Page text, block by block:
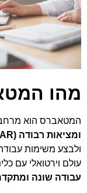
מהו
המטאברס הוא מרחב
ומציאות רבודה (AR)
ולבצע משימות
עולם וירטואלי עם
עבודה שונה